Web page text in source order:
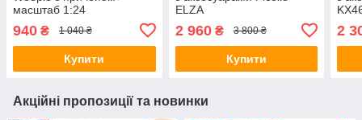
масштаб 1:24
940 ₴ 1 040 ₴
Купити
ELZA
2 960₴ 3 800 ₴
Купити
2
Акційні пропозиції та новинки